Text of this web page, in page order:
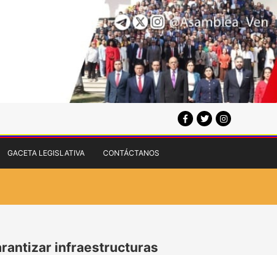
GACETA LEGISLATIVA CONTÁCTANOS
infraestructuras